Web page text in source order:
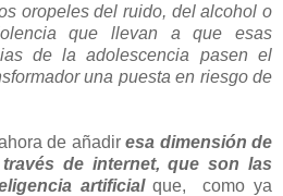
oropeles del ruido, del alcohol o
que llevan a que esas
de la adolescencia pasen el
una puesta en riesgo de
de añadiresa dimensión de
de internet, que son las
artificialque, como ya